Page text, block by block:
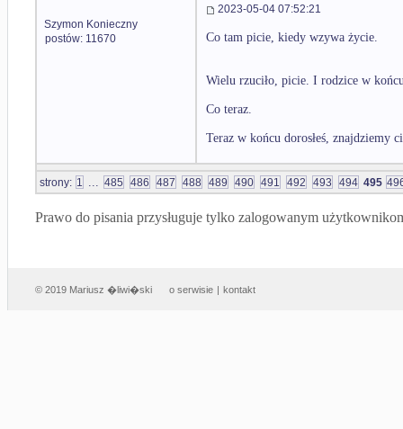
Szymon Konieczny
postów: 11670
2023-05-04 07:52:21
Co tam picie, kiedy wzywa życie.
Wielu rzuciło, picie. I rodzice w
Co teraz.
Teraz w końcu dorosłeś, znajdziemy
strony: 1 ... 485 486 487 488 489 490 491 492 493 494 495
Prawo do pisania przysługuje tylko zalogowanym
© 2019 Mariusz �liwi�ski o serwisie | kontakt